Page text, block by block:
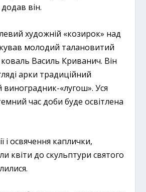
він.
художній «козирок» над
молодий талановитий
Василь Криванич. Він
арки традиційний
виноградник-«лугош». Уся
час доби буде освітлена
і освячення каплички,
квіти до скульптури святого